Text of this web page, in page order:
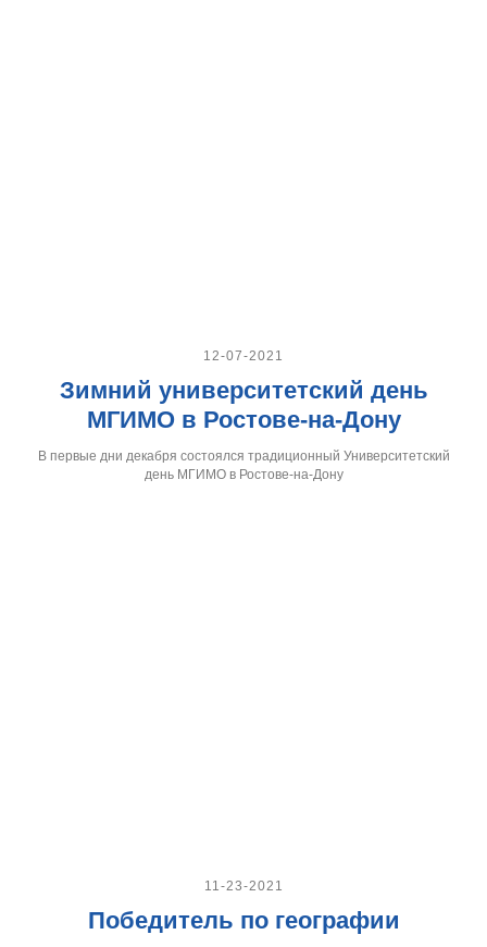
12-07-2021
Зимний университетский день
МГИМО в Ростове-на-Дону
В первые дни декабря состоялся традиционный Университетский
день МГИМО в Ростове-на-Дону
11-23-2021
Победитель по географии